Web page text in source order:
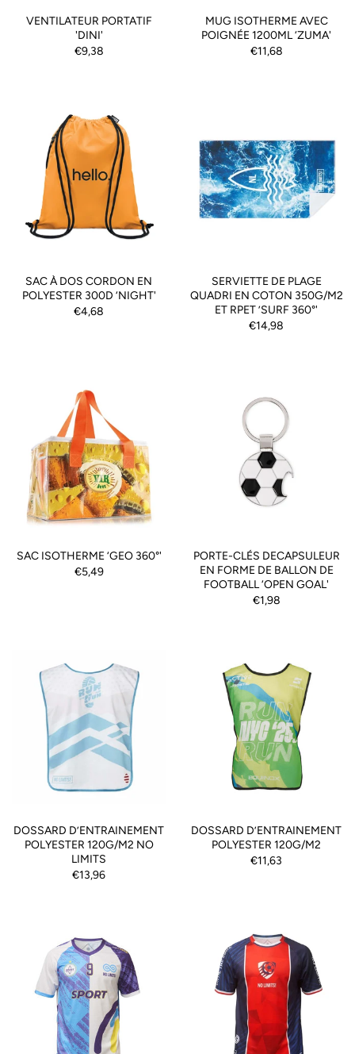
VENTILATEUR PORTATIF
'DINI'
€9,38
MUG ISOTHERME AVEC
POIGNÉE 1200ML ‘ZUMA'
€11,68
SAC À DOS CORDON EN
POLYESTER 300D ‘NIGHT'
€4,68
SERVIETTE DE PLAGE
QUADRI EN COTON 350G/M2
ET RPET ’SURF 360°'
€14,98
SAC ISOTHERME ‘GEO 360°'
€5,49
PORTE-CLÉS DECAPSULEUR
EN FORME DE BALLON DE
FOOTBALL ‘OPEN GOAL'
€1,98
DOSSARD D’ENTRAINEMENT
POLYESTER 120G/M2 NO
LIMITS
€13,96
DOSSARD D’ENTRAINEMENT
POLYESTER 120G/M2
€11,63